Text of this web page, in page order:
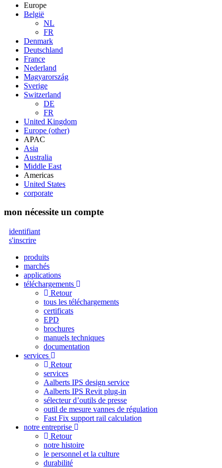
Europe
België
NL
FR
Denmark
Deutschland
France
Nederland
Magyarország
Sverige
Switzerland
DE
FR
United Kingdom
Europe (other)
APAC
Asia
Australia
Middle East
Americas
United States
corporate
mon nécessite un compte
identifiant
s'inscrire
produits
marchés
applications
téléchargements
Retour
tous les téléchargements
certificats
EPD
brochures
manuels techniques
documentation
services
Retour
services
Aalberts IPS design service
Aalberts IPS Revit plug-in
sélecteur d’outils de presse
outil de mesure vannes de régulation
Fast Fix support rail calculation
notre entreprise
Retour
notre histoire
le personnel et la culture
durabilité